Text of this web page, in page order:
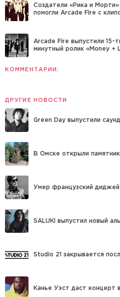
Создатели «Рика и Морти»
помогли Arcade Fire с
Arcade Fire выпустили 15-
минутный ролик «Money +
КОММЕНТАРИИ:
ДРУГИЕ НОВОСТИ
Green Day выпустили
В Омске открыли
Умер французский диджей
SALUKI выпустил новый
Studio 21 закрывается
Канье Уэст даст концерт